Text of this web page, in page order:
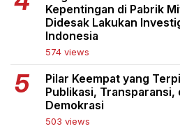
Kepentingan di Pabrik
Didesak Lakukan
Indonesia
574 views
Pilar Keempat yang
Publikasi, Transparansi,
Demokrasi
503 views